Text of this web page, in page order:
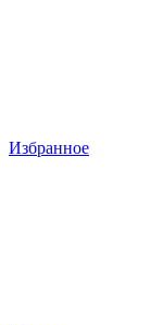
Избранное